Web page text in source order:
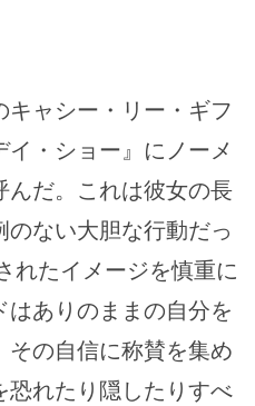
ャシー・リー・ギフ
・ショー』にノーメ
んだ。これは彼女の長
ない大胆な行動だっ
れたイメージを慎重に
ありのままの自分を
その自信に称賛を集め
恐れたり隠したりすべ